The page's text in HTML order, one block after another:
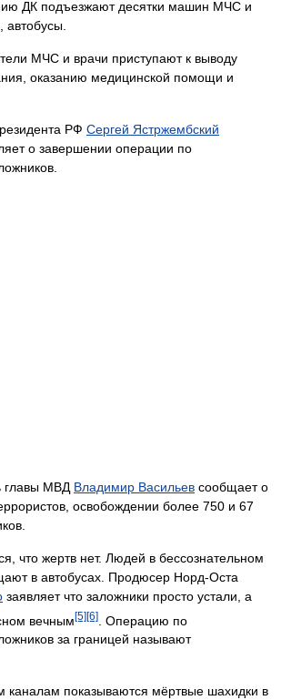
ДК подъезжают десятки машин МЧС и
МЧС и врачи приступают к выводу
оказанию медицинской помощи и
РФ Сергей Ястржембский
о завершении операции по
главы МВД Владимир Васильев сообщает о
освобождении более 750 и 67
что жертв нет. Людей в бессознательном
в автобусах. Продюсер Норд-Оста
заявляет что заложники просто устали, а
вечным[5][6]
. Операцию по
за границей называют
каналам показываются мёртвые шахидки в